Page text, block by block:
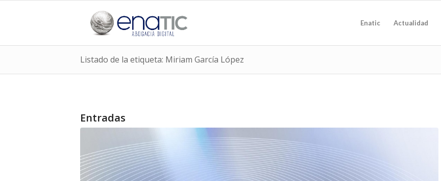
Enatic Actualidad
Listado de la etiqueta: Miriam García López
Entradas